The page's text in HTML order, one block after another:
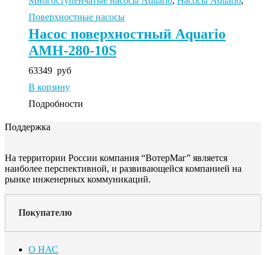
Поверхностные насосы
Насос поверхностный Aquario
AMH-280-10S
63349 руб
В корзину
Подробности
Поддержка
На территории России компания “ВотерМаг” является
наиболее перспективной, и развивающейся компанией на
рынке инженерных коммуникаций.
Покупателю
О НАС